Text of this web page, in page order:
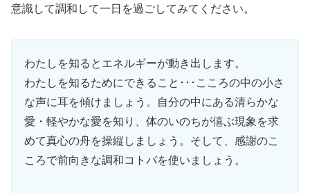
意識して調和して一日を過ごしてみてください。
わたしを知るとエネルギーが動き出します。
わたしを知るためにできること･･･こころの中の小さ
な声に耳を傾けましょう。自分の中にある清らかな
愛・軽やかな愛を知り、体のいのちが僖ぶ現象を求
めて真心の舟を操縦しましょう。そして、感謝のこ
ころで前向きな調和コトバを使いましょう。